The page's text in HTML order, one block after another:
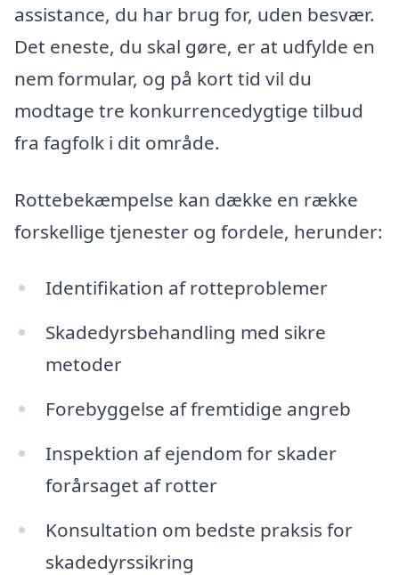
assistance, du har brug for, uden besvær.
Det eneste, du skal gøre, er at udfylde en
nem formular, og på kort tid vil du
modtage tre konkurrencedygtige tilbud
fra fagfolk i dit område.
Rottebekæmpelse kan dække en række
forskellige tjenester og fordele, herunder:
Identifikation af rotteproblemer
Skadedyrsbehandling med sikre
metoder
Forebyggelse af fremtidige angreb
Inspektion af ejendom for skader
forårsaget af rotter
Konsultation om bedste praksis for
skadedyrssikring